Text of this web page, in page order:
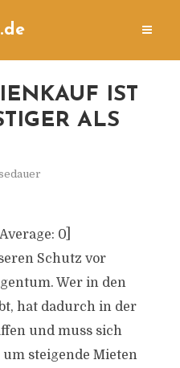
IST
ALS
Average: 0]
Schutz vor
Wer in den
hat dadurch in der
und muss sich
steigende Mieten